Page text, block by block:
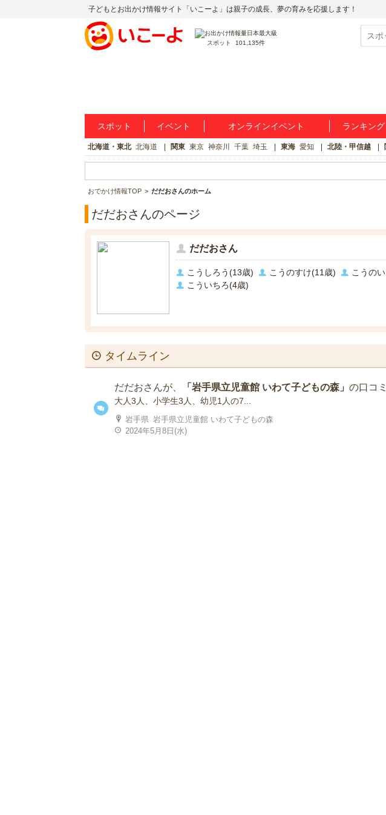
子どもとお出かけ情報サイト「いこーよ」は親子の成長、夢の育みを応援します！
スポット 101,135件
スポット イベント オンラインイベント ランキング
北海道・東北 北海道 関東 東京 神奈川 千葉 埼玉 東海 愛知 北陸・甲信越
おでかけ情報TOP だだおさんのホーム
だだおさんのページ
だだおさん
こうしろう(13歳) こうのすけ(11歳)
こうの
こういちろ(4歳)
タイムライン
だだおさんが、 「岩手県立児童館 いわて子どもの森」 の口コ
大人3人、小学生3人、幼児1人の7...
岩手県 岩手県立児童館 いわて子どもの森
2024年5月8日(水)